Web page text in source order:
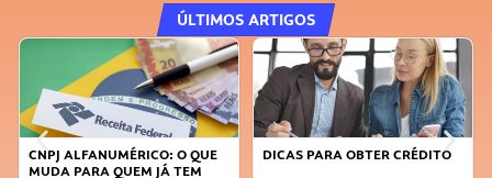
ÚLTIMOS ARTIGOS
DICAS PARA OBTER CRÉDITO
FAÇA A DIFERENÇA: SEJA